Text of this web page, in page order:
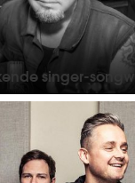
singer-